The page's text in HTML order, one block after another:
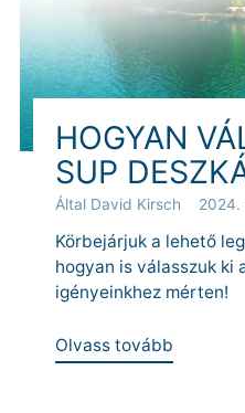
HOGYAN
SUP
Által David Kirsch 2024.
Körbejárjuk a lehető
hogyan is válasszuk ki
igényeinkhez mérten!
Olvass tovább